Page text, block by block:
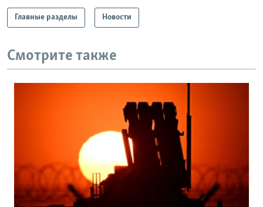
Главные разделы Новости
Смотрите также